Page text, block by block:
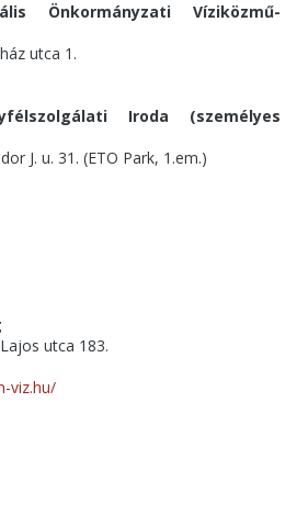
Önkormányzati Víziközmű-
utca 1.
Iroda (személyes
J. u. 31. (ETO Park, 1.em.)
utca 183.
viz.hu/